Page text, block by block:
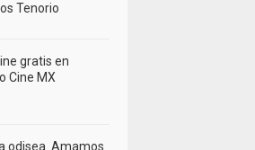
Tenorio
gratis en
Cine MX
odisea. Amamos